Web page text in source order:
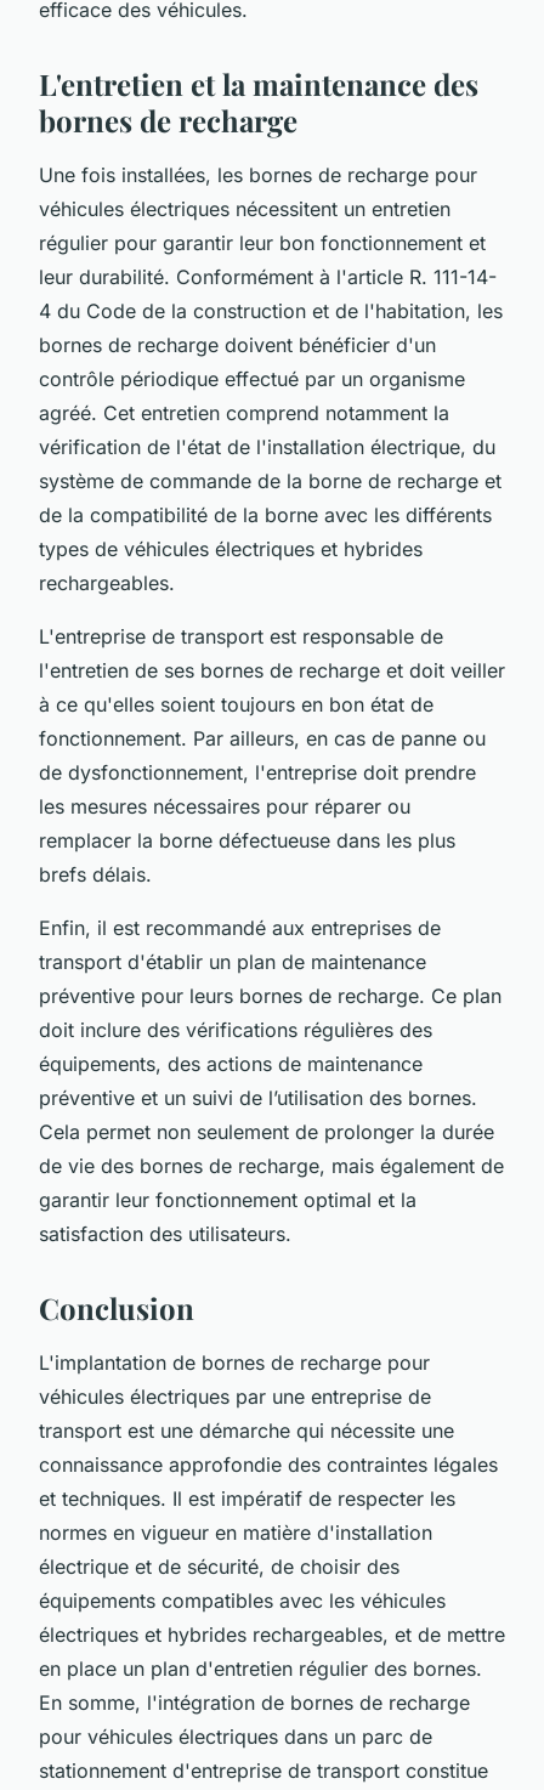
efficace des véhicules.
L'entretien et la maintenance des
bornes de recharge
Une fois installées, les bornes de recharge pour
véhicules électriques nécessitent un entretien
régulier pour garantir leur bon fonctionnement et
leur durabilité. Conformément à l'article R. 111-14-
4 du Code de la construction et de l'habitation, les
bornes de recharge doivent bénéficier d'un
contrôle périodique effectué par un organisme
agréé. Cet entretien comprend notamment la
vérification de l'état de l'installation électrique, du
système de commande de la borne de recharge et
de la compatibilité de la borne avec les différents
types de véhicules électriques et hybrides
rechargeables.
L'entreprise de transport est responsable de
l'entretien de ses bornes de recharge et doit veiller
à ce qu'elles soient toujours en bon état de
fonctionnement. Par ailleurs, en cas de panne ou
de dysfonctionnement, l'entreprise doit prendre
les mesures nécessaires pour réparer ou
remplacer la borne défectueuse dans les plus
brefs délais.
Enfin, il est recommandé aux entreprises de
transport d'établir un plan de maintenance
préventive pour leurs bornes de recharge. Ce plan
doit inclure des vérifications régulières des
équipements, des actions de maintenance
préventive et un suivi de l’utilisation des bornes.
Cela permet non seulement de prolonger la durée
de vie des bornes de recharge, mais également de
garantir leur fonctionnement optimal et la
satisfaction des utilisateurs.
Conclusion
L'implantation de bornes de recharge pour
véhicules électriques par une entreprise de
transport est une démarche qui nécessite une
connaissance approfondie des contraintes légales
et techniques. Il est impératif de respecter les
normes en vigueur en matière d'installation
électrique et de sécurité, de choisir des
équipements compatibles avec les véhicules
électriques et hybrides rechargeables, et de mettre
en place un plan d'entretien régulier des bornes.
En somme, l'intégration de bornes de recharge
pour véhicules électriques dans un parc de
stationnement d'entreprise de transport constitue